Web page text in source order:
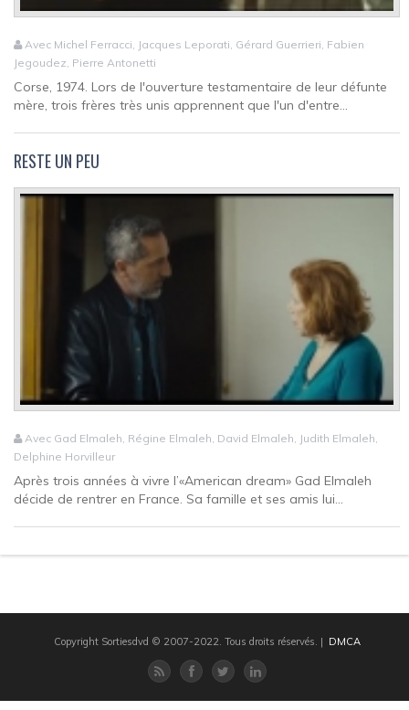
Avec Michel Ferracci, Jacques Leporati, Gérard Guerrieri, Fabien
Jegoudez, Pierre Antonetti
Corse, 1974. Lors de l'ouverture testamentaire de leur défunte
mère, trois frères très unis apprennent que l'un d'entre...
RESTE UN PEU
Avec Gad Elmaleh, Régine Elmaleh, David Elmaleh, Judith Elmaleh,
Delphine Horvilleur
Après trois années à vivre l’«American dream» Gad Elmaleh
décide de rentrer en France. Sa famille et ses amis lui...
Copyright Sortiesdvd © 2007-2022. Tous droits réservés. | DMCA